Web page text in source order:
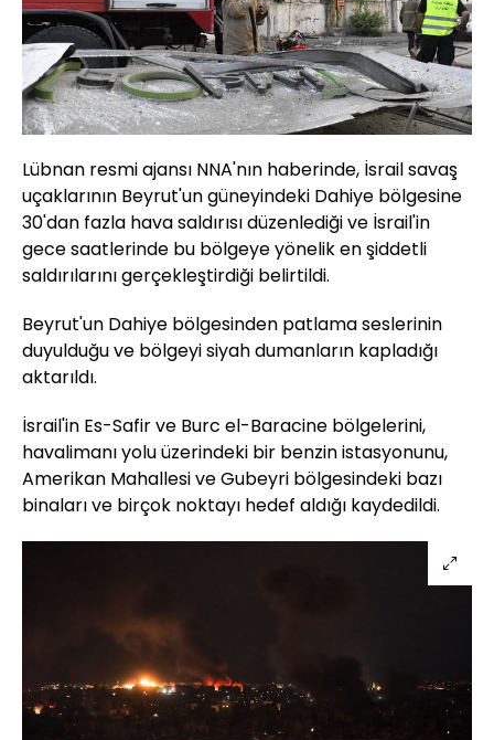
Lübnan resmi ajansı NNA'nın haberinde, İsrail savaş
uçaklarının Beyrut'un güneyindeki Dahiye bölgesine
30'dan fazla hava saldırısı düzenlediği ve İsrail'in
gece saatlerinde bu bölgeye yönelik en şiddetli
saldırılarını gerçekleştirdiği belirtildi.
Beyrut'un Dahiye bölgesinden patlama seslerinin
duyulduğu ve bölgeyi siyah dumanların kapladığı
aktarıldı.
İsrail'in Es-Safir ve Burc el-Baracine bölgelerini,
havalimanı yolu üzerindeki bir benzin istasyonunu,
Amerikan Mahallesi ve Gubeyri bölgesindeki bazı
binaları ve birçok noktayı hedef aldığı kaydedildi.